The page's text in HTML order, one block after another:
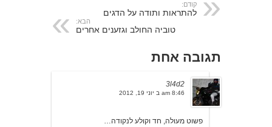
קודם:
להתראות ותודה על הדגים
הבא:
טוביה החולב וגזענים אחרים
תגובה אחת
3l4d2
8:46 am ב יוני 19, 2012
פשוט מעולה, חד וקולע לנקודה…